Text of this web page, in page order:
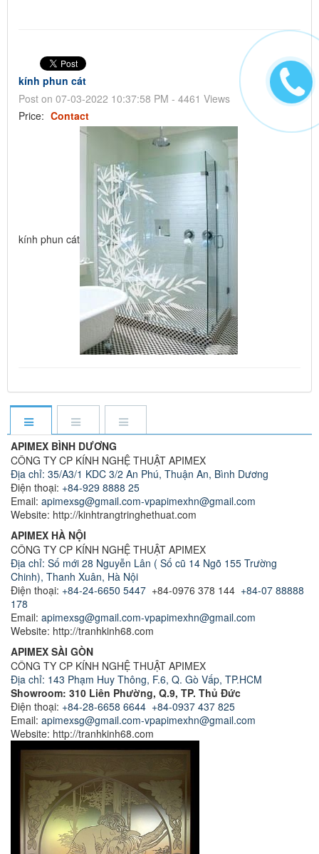
kính phun cát
Post on 07-03-2022 10:37:58 PM - 4461 Views
Price: Contact
kính phun cát
APIMEX BÌNH DƯƠNG
CÔNG TY CP KÍNH NGHỆ THUẬT APIMEX
Địa chỉ: 35/A3/1 KDC 3/2 An Phú, Thuận An, Bình Dương
Điện thoại: +84-929 8888 25
Email: apimexsg@gmail.com-vpapimexhn@gmail.com
Website: http://kinhtrangtringhethuat.com
APIMEX HÀ NỘI
CÔNG TY CP KÍNH NGHỆ THUẬT APIMEX
Địa chỉ: Số mới 28 Nguyễn Lân ( Số cũ 14 Ngõ 155 Trường
Chinh), Thanh Xuân, Hà Nội
Điện thoại: +84-24-6650 5447 +84-0976 378 144 +84-07 88888
178
Email: apimexsg@gmail.com-vpapimexhn@gmail.com
Website: http://tranhkinh68.com
APIMEX SÀI GÒN
CÔNG TY CP KÍNH NGHỆ THUẬT APIMEX
Địa chỉ: 143 Phạm Huy Thông, F.6, Q. Gò Vấp, TP.HCM
Showroom: 310 Liên Phường, Q.9, TP. Thủ Đức
Điện thoại: +84-28-6658 6644 +84-0937 437 825
Email: apimexsg@gmail.com-vpapimexhn@gmail.com
Website: http://tranhkinh68.com